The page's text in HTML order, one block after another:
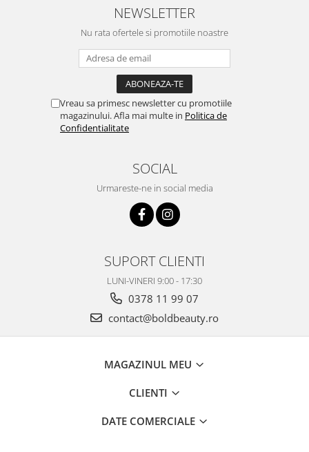
NEWSLETTER
Nu rata ofertele si promotiile noastre
Vreau sa primesc newsletter cu promotiile
magazinului. Afla mai multe in Politica de
Confidentialitate
SOCIAL
Urmareste-ne in social media
SUPORT CLIENTI
LUNI-VINERI 9:00 - 17:30
0378 11 99 07
contact@boldbeauty.ro
MAGAZINUL MEU
CLIENTI
DATE COMERCIALE